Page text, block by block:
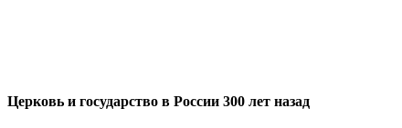
Церковь и государство в России 300 лет назад